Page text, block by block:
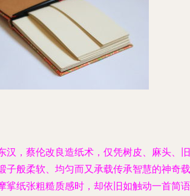
汉，蔡伦改良造纸术，仅凭树皮、麻头、旧
子般柔软、均匀而又承载传承智慧的神奇载
挲纸张粗糙质感时，却依旧如触动一首简语